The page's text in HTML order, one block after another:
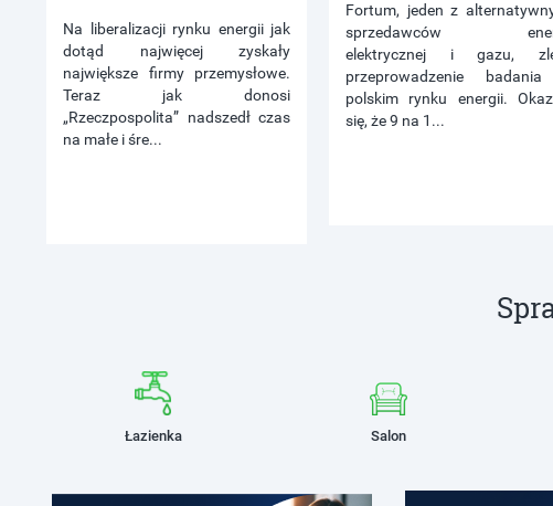
Na liberalizacji rynku energii jak
dotąd najwięcej zyskały
największe firmy przemysłowe.
Teraz jak donosi
„Rzeczpospolita” nadszedł czas
na małe i śre...
Fortum, jeden z
sprzedawców
elektrycznej i gazu,
przeprowadzenie
polskim rynku energii.
się, że 9 na 1...
Łazienka Salon